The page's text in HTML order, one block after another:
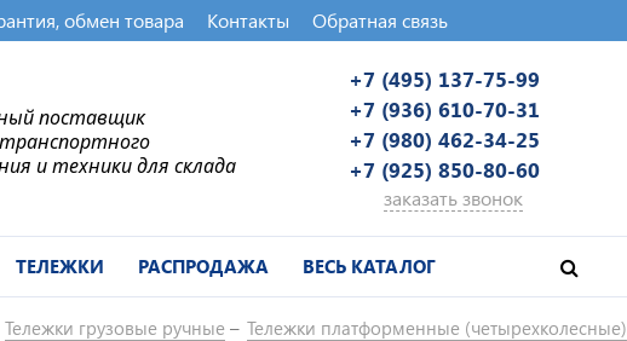
обмен товара Контакты Обратная связь
поставщик
и техники для склада
+7 (495) 137-75-99
+7 (936) 610-70-31
+7 (980) 462-34-25
+7 (925) 850-80-60
заказать звонок
ТЕЛЕЖКИ РАСПРОДАЖА ВЕСЬ КАТАЛОГ
Тележки грузовые ручные
Тележки платформенные (четырехколесные)